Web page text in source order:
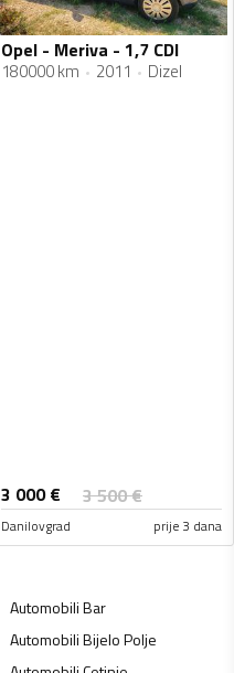
Opel - Meriva - 1,7 CDI
180000 km 2011 Dizel
3 000€ 3 500€
Danilovgrad prije 3 dana
AutomobiliBar
AutomobiliBijelo Polje